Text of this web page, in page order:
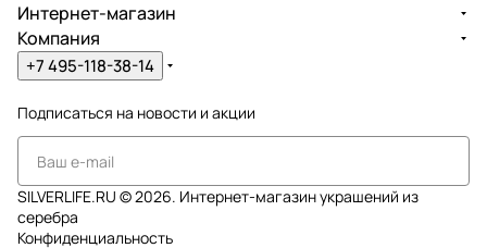
Интернет-магазин
Компания
+7 495-118-38-14
Подписаться на новости и акции
SILVERLIFE.RU © 2026. Интернет-магазин украшений из
серебра
Конфиденциальность